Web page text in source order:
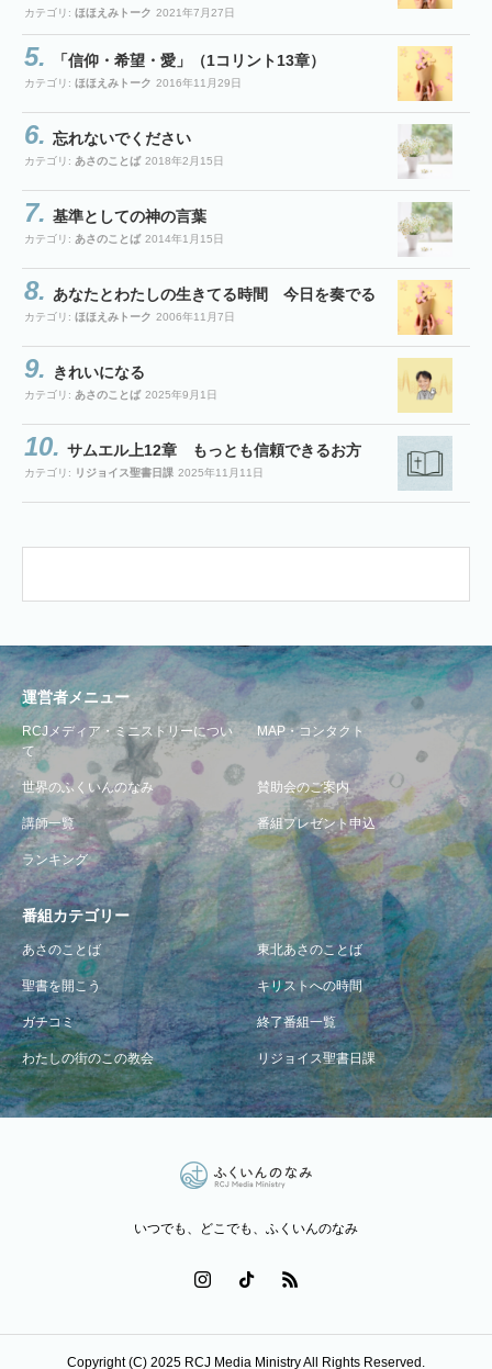
カテゴリ: ほほえみトーク 2021年7月27日
「信仰・希望・愛」（1コリント13章）
カテゴリ: ほほえみトーク 2016年11月29日
忘れないでください
カテゴリ: あさのことば 2018年2月15日
基準としての神の言葉
カテゴリ: あさのことば 2014年1月15日
あなたとわたしの生きてる時間 今日を奏でる
カテゴリ: ほほえみトーク 2006年11月7日
きれいになる
カテゴリ: あさのことば 2025年9月1日
サムエル上12章 もっとも信頼できるお方
カテゴリ: リジョイス聖書日課 2025年11月11日
運営者メニュー
RCJメディア・ミニストリーについ
て
MAP・コンタクト
世界のふくいんのなみ 賛助会のご案内
講師一覧 番組プレゼント申込
ランキング
番組カテゴリー
あさのことば 東北あさのことば
聖書を開こう キリストへの時間
ガチコミ 終了番組一覧
わたしの街のこの教会 リジョイス聖書日課
いつでも、どこでも、ふくいんのなみ
Copyright (C) 2025 RCJ Media Ministry All Rights Reserved.